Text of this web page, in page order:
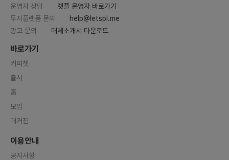
운영자 상담
렛플 운영자 바로가기
투자플랫폼 문의
help@letspl.me
광고 문의
매체소개서 다운로드
바로가기
커피챗
출시
홈
모임
매거진
이용안내
공지사항